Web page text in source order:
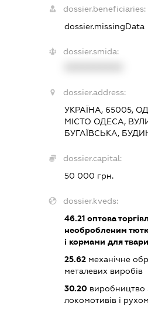
dossier.beneficiaries:
dossier.missingData
dossier.smida:
dossier.address:
УКРАЇНА, 65005,
МІСТО ОДЕСА,
БУГАЇВСЬКА,
dossier.capital:
50 000 грн.
dossier.kveds:
46.21 оптова
необробленим
і кормами для
25.62 механічне
металевих виробів
30.20 виробництво
локомотивів і